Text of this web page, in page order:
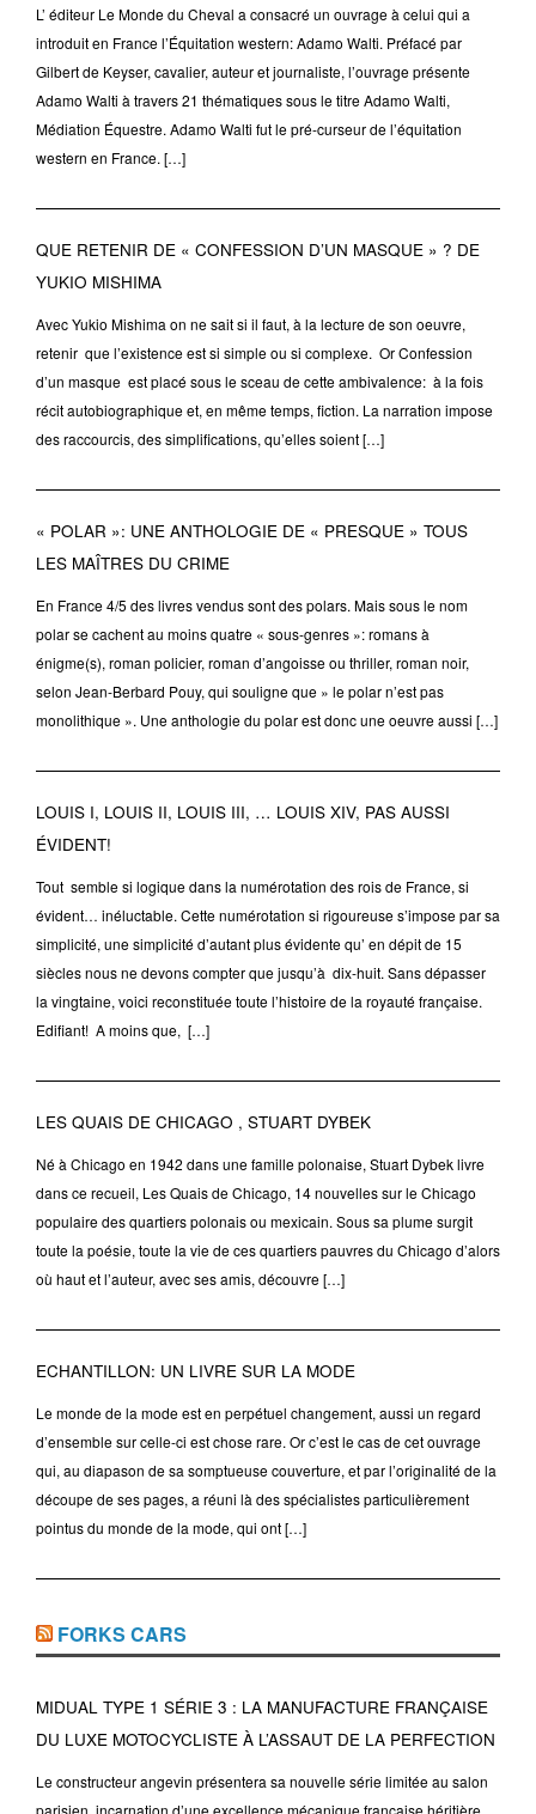
L’ éditeur Le Monde du Cheval a consacré un ouvrage à celui qui a
introduit en France l’Équitation western: Adamo Walti. Préfacé par
Gilbert de Keyser, cavalier, auteur et journaliste, l’ouvrage présente
Adamo Walti à travers 21 thématiques sous le titre Adamo Walti,
Médiation Équestre. Adamo Walti fut le pré-curseur de l’équitation
western en France. […]
QUE RETENIR DE « CONFESSION D’UN MASQUE » ? DE
YUKIO MISHIMA
Avec Yukio Mishima on ne sait si il faut, à la lecture de son oeuvre,
retenir que l’existence est si simple ou si complexe. Or Confession
d’un masque est placé sous le sceau de cette ambivalence: à la fois
récit autobiographique et, en même temps, fiction. La narration impose
des raccourcis, des simplifications, qu’elles soient […]
« POLAR »: UNE ANTHOLOGIE DE « PRESQUE » TOUS
LES MAÎTRES DU CRIME
En France 4/5 des livres vendus sont des polars. Mais sous le nom
polar se cachent au moins quatre « sous-genres »: romans à
énigme(s), roman policier, roman d’angoisse ou thriller, roman noir,
selon Jean-Berbard Pouy, qui souligne que » le polar n’est pas
monolithique ». Une anthologie du polar est donc une oeuvre aussi […]
LOUIS I, LOUIS II, LOUIS III, … LOUIS XIV, PAS AUSSI
ÉVIDENT!
Tout semble si logique dans la numérotation des rois de France, si
évident… inéluctable. Cette numérotation si rigoureuse s’impose par sa
simplicité, une simplicité d’autant plus évidente qu’ en dépit de 15
siècles nous ne devons compter que jusqu’à dix-huit. Sans dépasser
la vingtaine, voici reconstituée toute l’histoire de la royauté française.
Edifiant! A moins que, […]
LES QUAIS DE CHICAGO , STUART DYBEK
Né à Chicago en 1942 dans une famille polonaise, Stuart Dybek livre
dans ce recueil, Les Quais de Chicago, 14 nouvelles sur le Chicago
populaire des quartiers polonais ou mexicain. Sous sa plume surgit
toute la poésie, toute la vie de ces quartiers pauvres du Chicago d’alors
où haut et l’auteur, avec ses amis, découvre […]
ECHANTILLON: UN LIVRE SUR LA MODE
Le monde de la mode est en perpétuel changement, aussi un regard
d’ensemble sur celle-ci est chose rare. Or c’est le cas de cet ouvrage
qui, au diapason de sa somptueuse couverture, et par l’originalité de la
découpe de ses pages, a réuni là des spécialistes particulièrement
pointus du monde de la mode, qui ont […]
FORKS CARS
MIDUAL TYPE 1 SÉRIE 3 : LA MANUFACTURE FRANÇAISE
DU LUXE MOTOCYCLISTE À L’ASSAUT DE LA PERFECTION
Le constructeur angevin présentera sa nouvelle série limitée au salon
parisien, incarnation d’une excellence mécanique française héritière